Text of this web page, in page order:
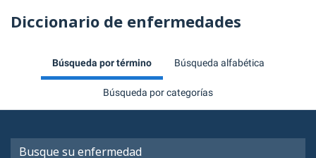
Diccionario de enfermedades
Búsqueda por término Búsqueda alfabética
Búsqueda por categorías